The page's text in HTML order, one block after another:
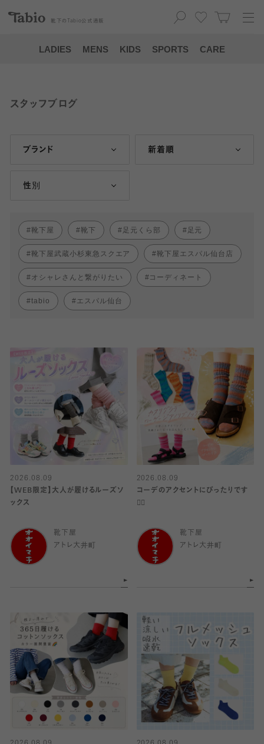
靴下の Tabio 公式通販
LADIES MENS KIDS SPORTS CARE
スタッフブログ
ブランド 新着順
性別
靴下屋 靴下 足元くら部 足元
靴下屋武蔵小杉東急スクエア 靴下屋エスパル仙台店
オシャレさんと繋がりたい コーディネート
tabio エスパル仙台
2026.08.09
【WEB限定】大人が履けるルーズソ
ックス
靴下屋
アトレ大井町
2026.08.09
コーデのアクセントにぴったりです
☝🏻
靴下屋
アトレ大井町